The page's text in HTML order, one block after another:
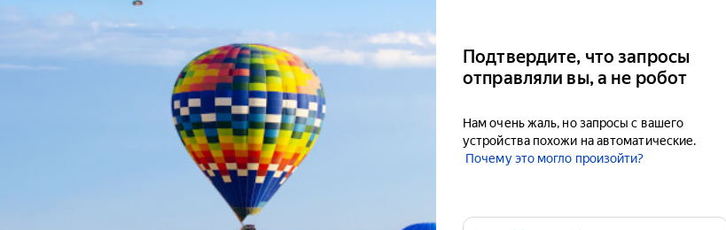
Подтвердите, что запросы
отправляли вы, а не робот
Нам очень жаль, но запросы с вашего
устройства похожи на автоматические.
Почему это могло произойти?